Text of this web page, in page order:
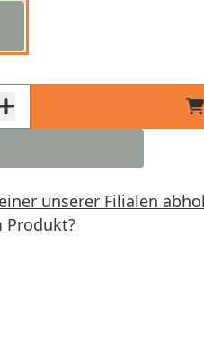
unserer Filialen
Produkt?